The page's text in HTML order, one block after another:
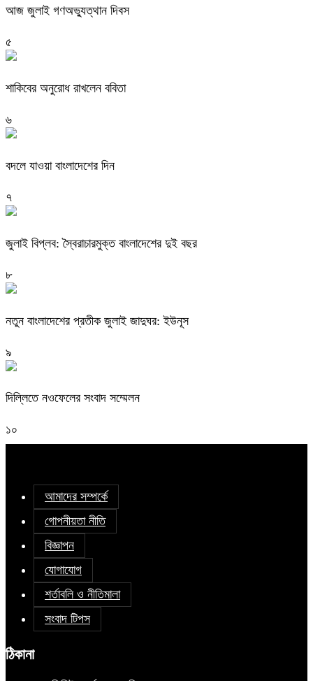
আজ জুলাই গণঅভ্যুত্থান দিবস
৫
শাকিবের অনুরোধ রাখলেন ববিতা
৬
বদলে যাওয়া বাংলাদেশের দিন
৭
জুলাই বিপ্লব: স্বৈরাচারমুক্ত বাংলাদেশের দুই বছর
৮
নতুন বাংলাদেশের প্রতীক জুলাই জাদুঘর: ইউনূস
৯
দিল্লিতে নওফেলের সংবাদ সম্মেলন
১০
আমাদের সম্পর্কে
গোপনীয়তা নীতি
বিজ্ঞাপন
যোগাযোগ
শর্তাবলি ও নীতিমালা
সংবাদ টিপস
ঠিকানা